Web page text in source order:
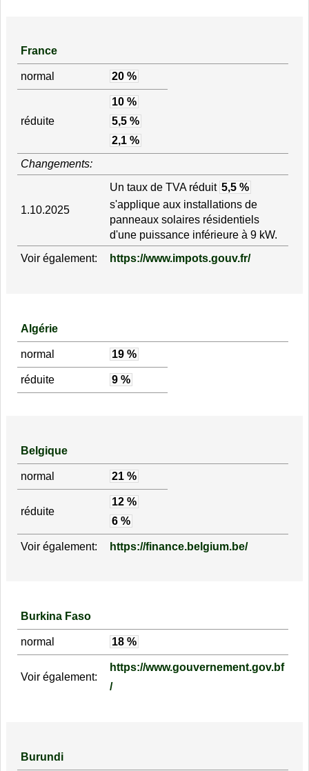
France
normal 20 %
réduite
10 %
5,5 %
2,1 %
Changements:
1.10.2025
Un taux de TVA réduit 5,5 %
s'applique aux installations de
panneaux solaires résidentiels
d'une puissance inférieure à 9 kW.
Voir également:
https://www.impots.gouv.fr/
Algérie
normal 19 %
réduite 9 %
Belgique
normal 21 %
réduite
12 %
6 %
Voir également: https://finance.belgium.be/
Burkina Faso
normal 18 %
Voir également:
https://www.gouvernement.gov.bf
/
Burundi